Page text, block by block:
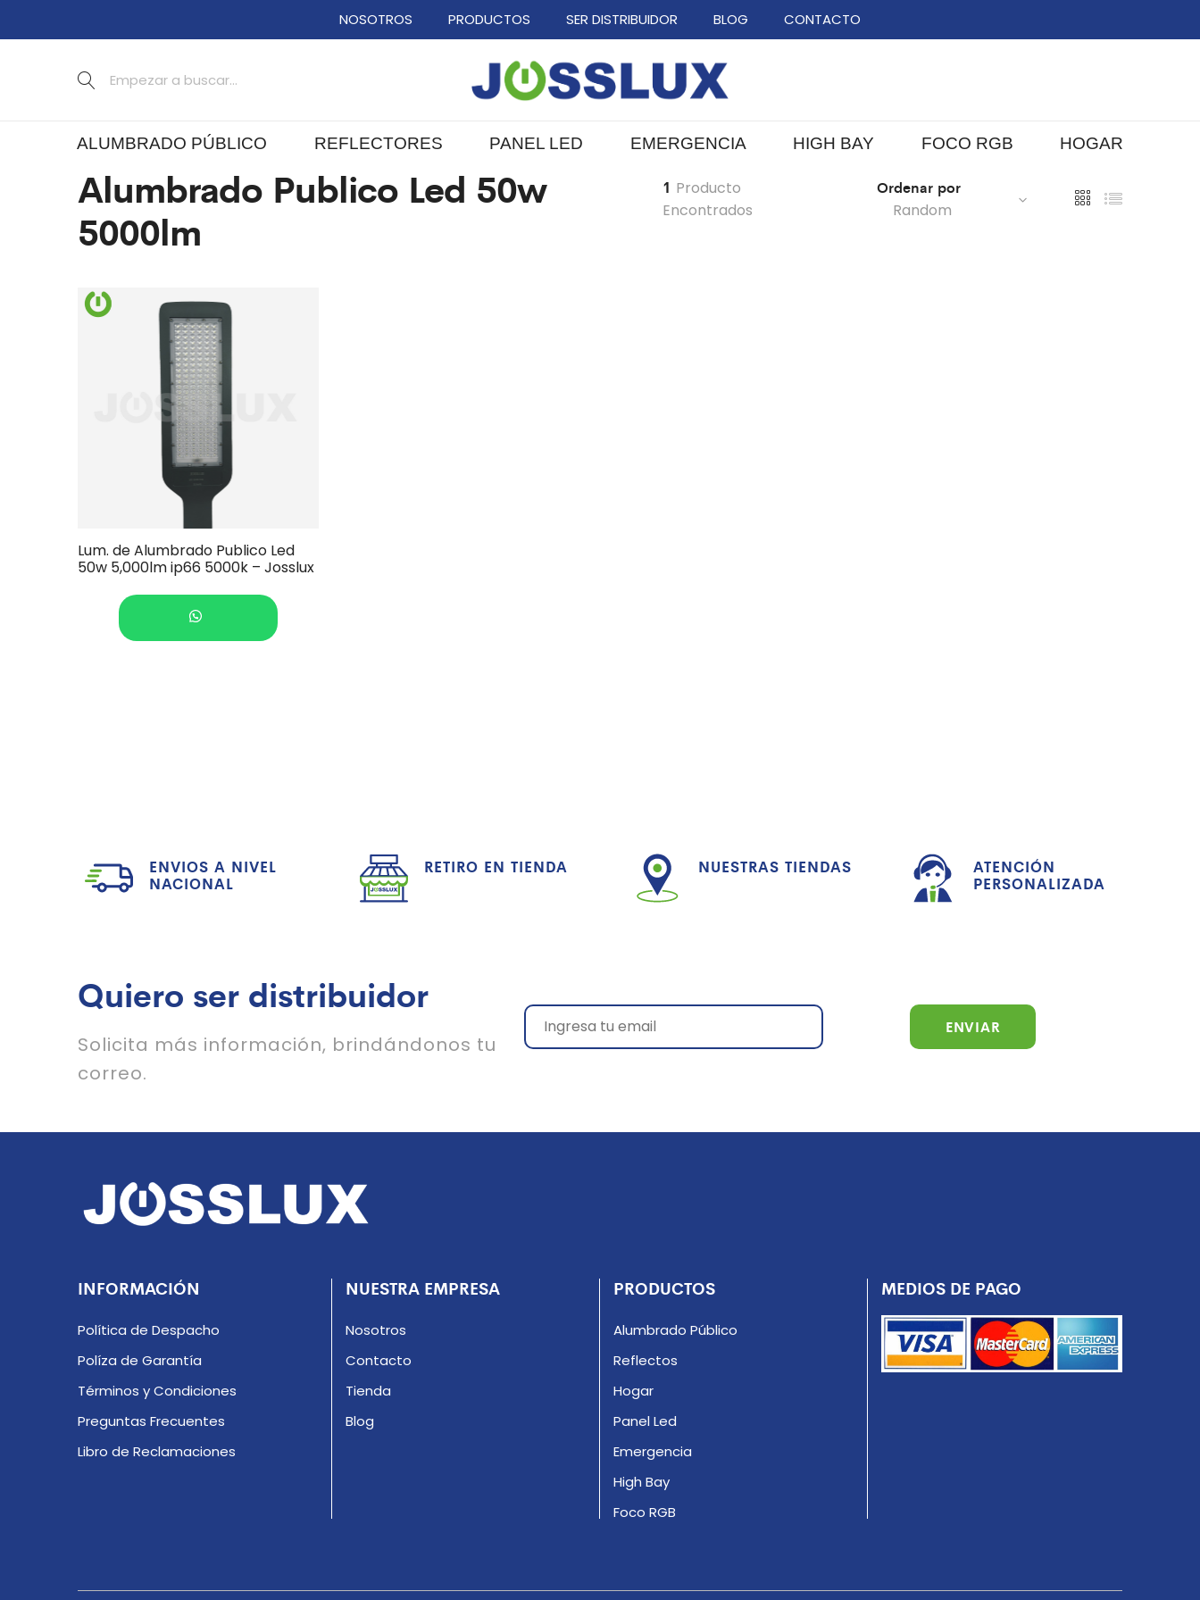
NOSOTROS PRODUCTOS SER DISTRIBUIDOR BLOG CONTACTO
ALUMBRADO PÚBLICO REFLECTORES PANEL LED EMERGENCIA HIGH BAY FOCO RGB HOGAR
Alumbrado Publico Led 50w
5000lm
1 Producto
Encontrados
Ordenar por
Random
Lum. de Alumbrado Publico Led
50w 5,000lm ip66 5000k – Josslux
ENVIOS A NIVEL
NACIONAL
RETIRO EN TIENDA NUESTRAS TIENDAS ATENCIÓN
PERSONALIZADA
Quiero ser distribuidor
Solicita más información, brindándonos tu
correo.
INFORMACIÓN
Política de Despacho
Políza de Garantía
Términos y Condiciones
Preguntas Frecuentes
Libro de Reclamaciones
NUESTRA EMPRESA
Nosotros
Contacto
Tienda
Blog
PRODUCTOS
Alumbrado Público
Reflectos
Hogar
Panel Led
Emergencia
High Bay
Foco RGB
MEDIOS DE PAGO